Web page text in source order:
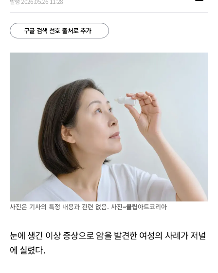
구글 검색 선호 출처로 추가
사진은 기사의 특정 내용과 관련 없음. 사진=클립아트코리아
눈에 생긴 이상 증상으로 암을 발견한 여성의 사례가 저널
에 실렸다.